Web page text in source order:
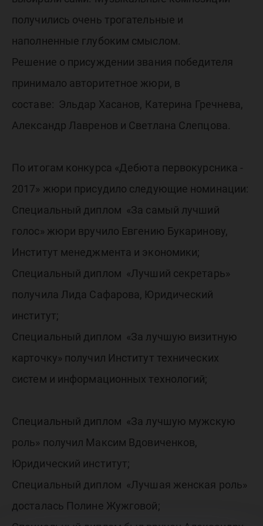
получились очень трогательные и
наполненные глубоким смыслом.
Решение о присуждении звания победителя
принимало авторитетное жюри, в
составе: Эльдар Хасанов, Катерина Гречнева,
Александр Лавренов и Светлана Слепцова.
По итогам конкурса «Дебюта первокурсника -
2017» жюри присудило следующие номинации:
Специальный диплом «За самый лучший
голос» жюри вручило Евгению Букаринову,
Институт менеджмента и экономики;
Специальный диплом «Лучший секретарь»
получила Лида Сафарова, Юридический
институт;
Специальный диплом «За лучшую визитную
карточку» получил Институт технических
систем и информационных технологий;
Специальный диплом «За лучшую мужскую
роль» получил Максим Вдовиченков,
Юридический институт;
Специальный диплом «Лучшая женская роль»
досталась Полине Жужговой;